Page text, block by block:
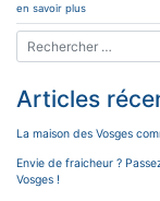
en savoir plus
Articles
La maison des Vosges
Envie de fraicheur ?
Vosges !